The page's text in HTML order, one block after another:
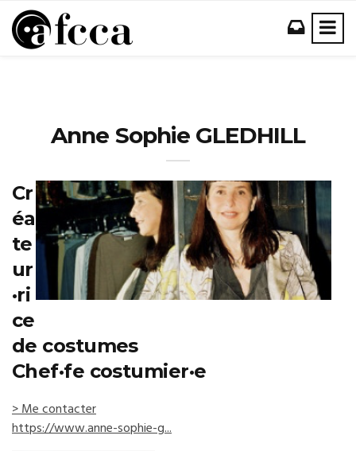
Anne Sophie GLEDHILL
Cr
éa
te
ur
·ri
ce
de costumes
Chef·fe costumier·e
> Me contacter
https://www.anne-sophie-g...